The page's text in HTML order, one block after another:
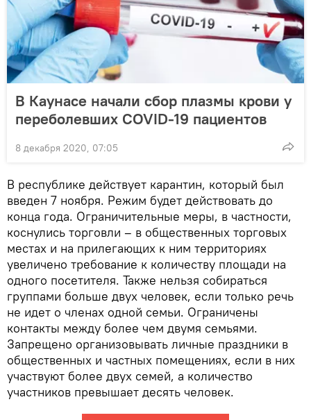
В Каунасе начали сбор плазмы крови у
переболевших COVID-19 пациентов
8 декабря 2020, 07:05
В республике действует карантин, который был
введен 7 ноября. Режим будет действовать до
конца года. Ограничительные меры, в частности,
коснулись торговли – в общественных торговых
местах и на прилегающих к ним территориях
увеличено требование к количеству площади на
одного посетителя. Также нельзя собираться
группами больше двух человек, если только речь
не идет о членах одной семьи. Ограничены
контакты между более чем двумя семьями.
Запрещено организовывать личные праздники в
общественных и частных помещениях, если в них
участвуют более двух семей, а количество
участников превышает десять человек.